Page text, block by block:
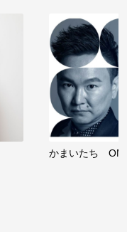
かまいたち